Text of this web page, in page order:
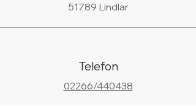
51789 Lindlar
Telefon
02266/440438